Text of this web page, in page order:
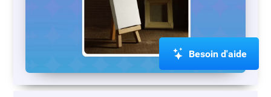
Besoin d'aide